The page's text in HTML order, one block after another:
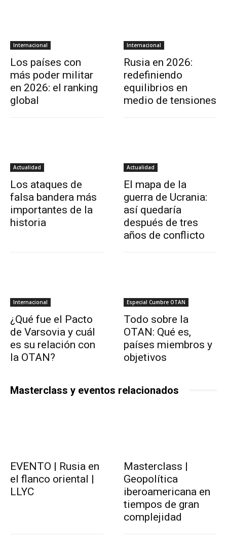
Internacional
Los países con
más poder militar
en 2026: el ranking
global
Internacional
Rusia en 2026:
redefiniendo
equilibrios en
medio de tensiones
Actualidad
Los ataques de
falsa bandera más
importantes de la
historia
Actualidad
El mapa de la
guerra de Ucrania:
así quedaría
después de tres
años de conflicto
Internacional
¿Qué fue el Pacto
de Varsovia y cuál
es su relación con
la OTAN?
Especial Cumbre OTAN
Todo sobre la
OTAN: Qué es,
países miembros y
objetivos
Masterclass y eventos relacionados
EVENTO | Rusia en
el flanco oriental |
LLYC
Masterclass |
Geopolítica
iberoamericana en
tiempos de gran
complejidad